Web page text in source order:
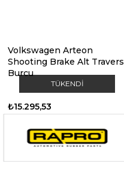
TÜKENDI
Volkswagen Arteon
Shooting Brake Alt Travers
Burcu
₺15.295,53